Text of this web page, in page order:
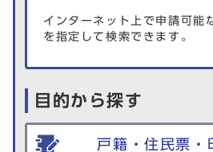
インターネット上で申請可能
を指定して検索できます。
目的から探す
戸籍・住民票・